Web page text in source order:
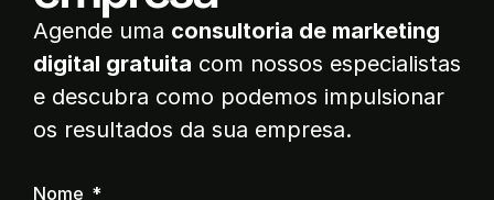
Agende uma consultoria de marketing
digital gratuita com nossos especialistas
e descubra como podemos impulsionar
os resultados da sua empresa.
Nome